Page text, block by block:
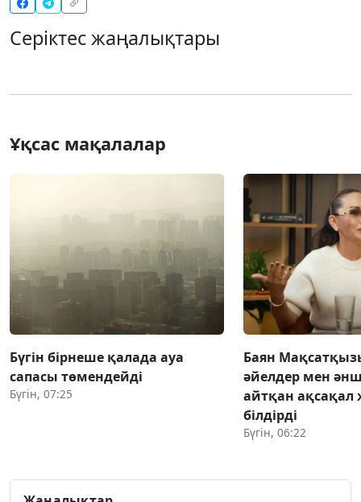
Серіктес жаңалықтары
Ұқсас мақалалар
Бүгін бірнеше қалада ауа
сапасы төмендейді
Бүгін, 07:25
Баян
әйелдер мен
айтқан ақсақал
білдірді
Бүгін, 06:22